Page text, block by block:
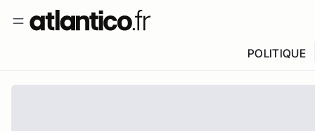
POLITIQUE